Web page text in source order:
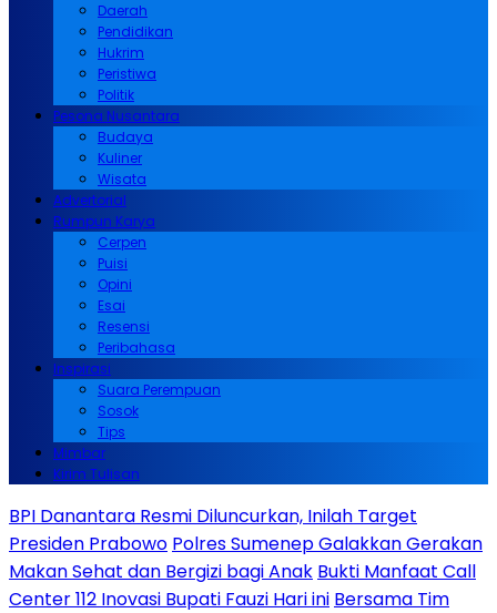
Daerah
Pendidikan
Hukrim
Peristiwa
Politik
Pesona Nusantara
Budaya
Kuliner
Wisata
Advertorial
Rumpun Karya
Cerpen
Puisi
Opini
Esai
Resensi
Peribahasa
Inspirasi
Suara Perempuan
Sosok
Tips
Mimbar
Kirim Tulisan
BPI Danantara Resmi Diluncurkan, Inilah Target
Presiden Prabowo Polres Sumenep Galakkan Gerakan
Makan Sehat dan Bergizi bagi Anak Bukti Manfaat Call
Center 112 Inovasi Bupati Fauzi Hari ini Bersama Tim